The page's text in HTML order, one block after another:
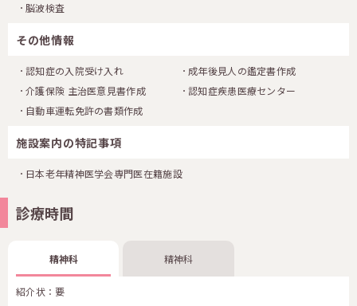
脳波検査
その他情報
認知症の入院受け入れ
成年後見人の鑑定書作成
介護保険 主治医意見書作成
認知症疾患医療センター
自動車運転免許の書類作成
施設案内の特記事項
日本老年精神医学会専門医在籍施設
診療時間
精神科 精神科
紹介状：要